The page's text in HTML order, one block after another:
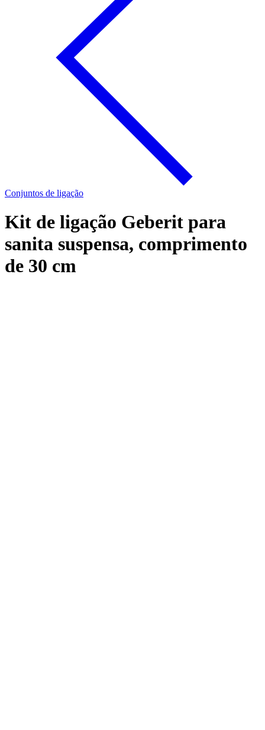
Conjuntos de ligação
Kit de ligação Geberit para
sanita suspensa, comprimento
de 30 cm